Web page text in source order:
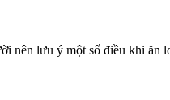
nên lưu ý một số điều khi ăn